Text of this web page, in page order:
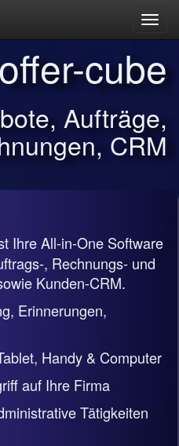
offer-cube
Aufträge,
CRM
Ihre All-in-One Software
, Rechnungs- und
Kunden-CRM.
Erinnerungen,
Handy & Computer
auf Ihre Firma
Tätigkeiten